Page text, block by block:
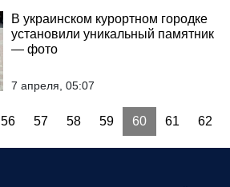
В украинском курортном городке
установили уникальный памятник
— фото
7 апреля, 05:07
56 57 58 59 60 61 62